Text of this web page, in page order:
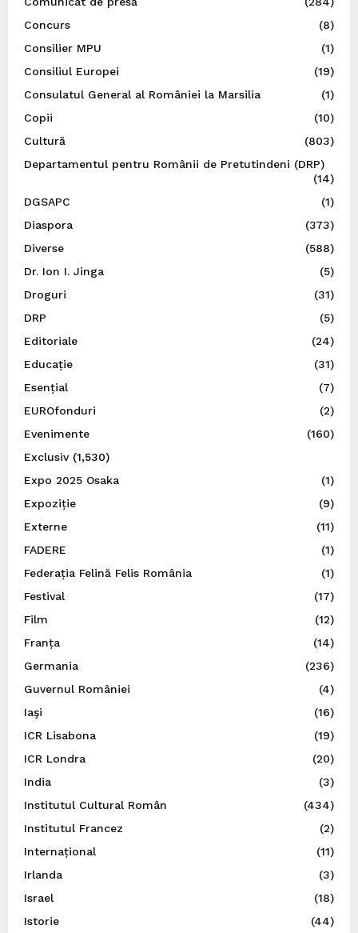
Concurs
(8)
Consilier MPU
(1)
Consiliul Europei
(19)
Consulatul General al României la Marsilia
(1)
Copii
(10)
Cultură
(803)
Departamentul pentru Românii de Pretutindeni (DRP)
(14)
DGSAPC
(1)
Diaspora
(373)
Diverse
(588)
Dr. Ion I. Jinga
(5)
Droguri
(31)
DRP
(5)
Editoriale
(24)
Educație
(31)
Esențial
(7)
EUROfonduri
(2)
Evenimente
(160)
Exclusiv(1,530)
Expo 2025 Osaka
(1)
Expoziție
(9)
Externe
(11)
FADERE
(1)
Federația Felină Felis România
(1)
Festival
(17)
Film
(12)
Franța
(14)
Germania
(236)
Guvernul României
(4)
Iaşi
(16)
ICR Lisabona
(19)
ICR Londra
(20)
India
(3)
Institutul Cultural Român
(434)
Institutul Francez
(2)
Internațional
(11)
Irlanda
(3)
Israel
(18)
Istorie
(44)